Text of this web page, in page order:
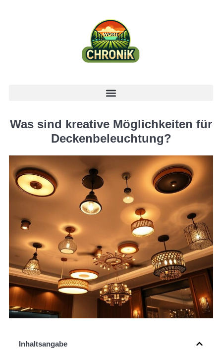
Was sind kreative Möglichkeiten für
Deckenbeleuchtung?
Inhaltsangabe